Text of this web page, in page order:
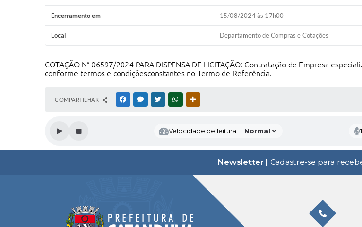
Encerramento em 15/08/2024 às 17h00
Local Departamento de Compras e Cotações
COTAÇÃO N° 06597/2024 PARA DISPENSA DE LICITAÇÃO: Contratação de Empresa
conforme termos e condiçõesconstantes no Termo de Referência.
COMPARTILHAR FACEBOOKMESSENGER
TWITTERWHATSAPP
Velocidade de leitura:
Newsletter | Cadastre-se para